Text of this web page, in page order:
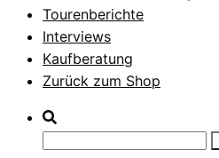
Tourenberichte
Interviews
Kaufberatung
Zurück zum Shop